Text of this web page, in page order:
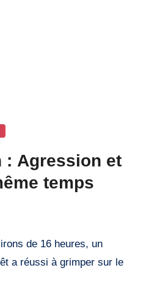
: Agression et
temps
a réussi à grimper sur le